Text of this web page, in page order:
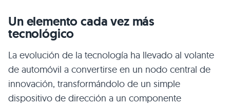
Un elemento cada vez más
tecnológico
La evolución de la tecnología ha llevado al volante
de automóvil a convertirse en un nodo central de
innovación, transformándolo de un simple
dispositivo de dirección a un componente